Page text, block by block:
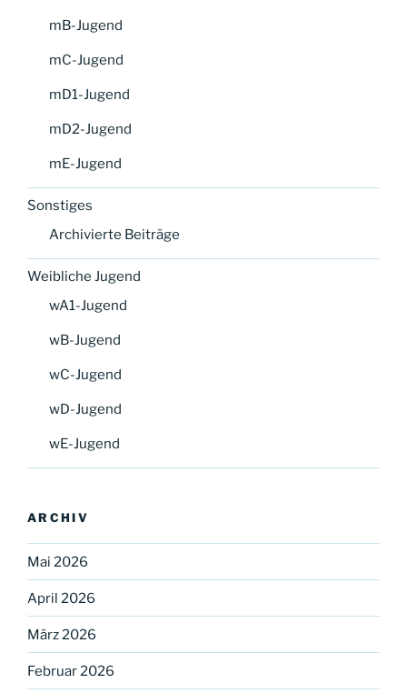
mB-Jugend
mC-Jugend
mD1-Jugend
mD2-Jugend
mE-Jugend
Sonstiges
Archivierte Beiträge
Weibliche Jugend
wA1-Jugend
wB-Jugend
wC-Jugend
wD-Jugend
wE-Jugend
ARCHIV
Mai 2026
April 2026
März 2026
Februar 2026